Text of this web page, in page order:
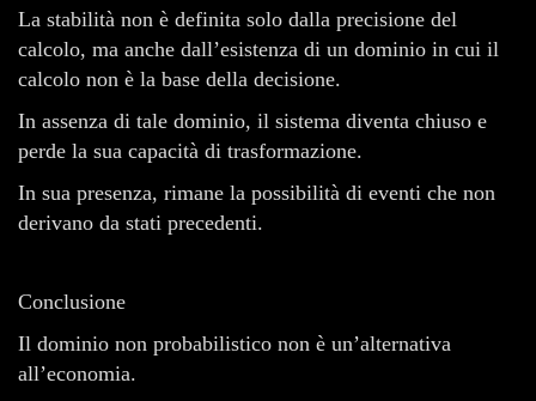
La stabilità non è definita solo dalla precisione del
calcolo, ma anche dall’esistenza di un dominio in cui il
calcolo non è la base della decisione.
In assenza di tale dominio, il sistema diventa chiuso e
perde la sua capacità di trasformazione.
In sua presenza, rimane la possibilità di eventi che non
derivano da stati precedenti.
Conclusione
Il dominio non probabilistico non è un’alternativa
all’economia.